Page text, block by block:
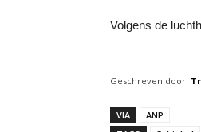
Volgens de
Geschreven door:
VIA
ANP